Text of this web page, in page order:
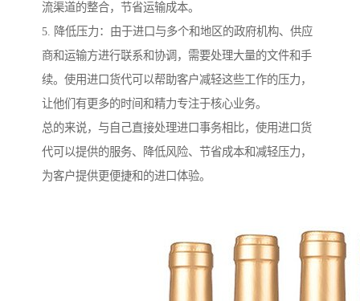
流渠道的整合，节省运输成本。
5. 降低压力：由于进口与多个和地区的政府机构、供应
商和运输方进行联系和协调，需要处理大量的文件和手
续。使用进口货代可以帮助客户减轻这些工作的压力，
让他们有更多的时间和精力专注于核心业务。
总的来说，与自己直接处理进口事务相比，使用进口货
代可以提供的服务、降低风险、节省成本和减轻压力，
为客户提供更便捷和的进口体验。